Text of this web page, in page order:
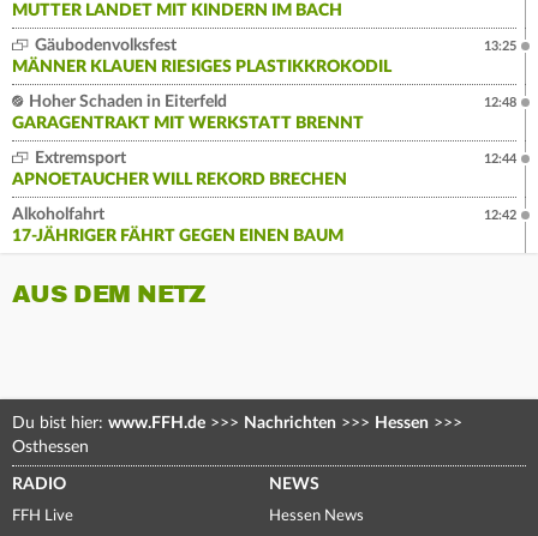
MUTTER LANDET MIT KINDERN IM BACH
Gäubodenvolksfest
MÄNNER KLAUEN RIESIGES PLASTIKKROKODIL
13:25
Hoher Schaden in Eiterfeld
GARAGENTRAKT MIT WERKSTATT BRENNT
12:48
Extremsport
APNOETAUCHER WILL REKORD BRECHEN
12:44
Alkoholfahrt
17-JÄHRIGER FÄHRT GEGEN EINEN BAUM
12:42
AUS DEM NETZ
Du bist hier: www.FFH.de >>> Nachrichten >>> Hessen >>>
Osthessen
RADIO
FFH Live
NEWS
Hessen News